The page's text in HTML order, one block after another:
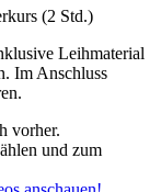
(2 Std.)
Leihmaterial
Im Anschluss
vorher.
und zum